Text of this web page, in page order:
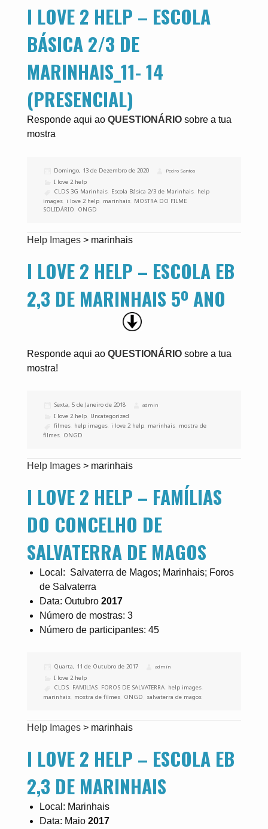
I LOVE 2 HELP – ESCOLA
BÁSICA 2/3 DE
MARINHAIS_11- 14
(PRESENCIAL)
Responde aqui ao QUESTIONÁRIO sobre a tua
mostra
Publicado
Domingo, 13 de Dezembro de 2020 Autor
Pedro Santos
Categorias
I love 2 help
Etiquetas
CLDS 3G Marinhais Escola Básica 2/3 de Marinhais help
images i love 2 help marinhais MOSTRA DO FILME
SOLIDÁRIO
ONGD
Help Images> marinhais
I LOVE 2 HELP – ESCOLA EB
2,3 DE MARINHAIS 5º ANO
Responde aqui ao QUESTIONÁRIOsobre a tua
mostra!
Publicado
Sexta, 5 de Janeiro de 2018 Autor
admin
Categorias
I love 2 help Uncategorized
Etiquetas
filmes help images i love 2 help marinhais mostra de
filmes ONGD
Help Images> marinhais
I LOVE 2 HELP – FAMÍLIAS
DO CONCELHO DE
SALVATERRA DE MAGOS
Local: Salvaterra de Magos; Marinhais; Foros
de Salvaterra
Data: Outubro2017
Número de mostras: 3
Número de participantes: 45
Publicado
Quarta, 11 de Outubro de 2017 Autor
admin
Categorias
I love 2 help
Etiquetas
CLDS FAMILIAS FOROS DE SALVATERRA help images
marinhais mostra de filmes ONGD salvaterra de magos
Help Images> marinhais
I LOVE 2 HELP – ESCOLA EB
2,3 DE MARINHAIS
Local: Marinhais
Data: Maio2017